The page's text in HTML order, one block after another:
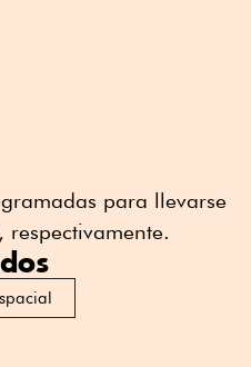
para llevarse